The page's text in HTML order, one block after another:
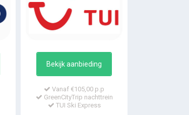
Bekijk aanbieding
Vanaf €105,00 p.p
GreenCityTrip nachttrein
TUI Ski Express